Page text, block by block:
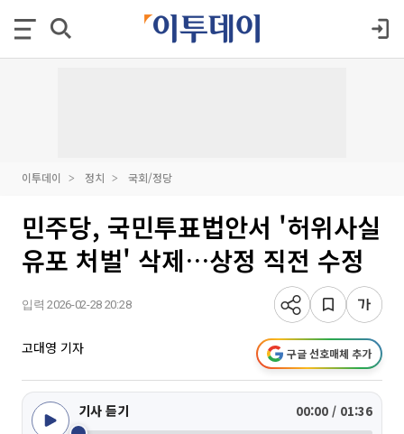
이투데이 정치 국회/정당
민주당, 국민투표법안서 '허위사실
유포 처벌' 삭제…상정 직전 수정
입력 2026-02-28 20:28
고대영 기자 구글 선호매체 추가
기사 듣기 00:00 / 01:36